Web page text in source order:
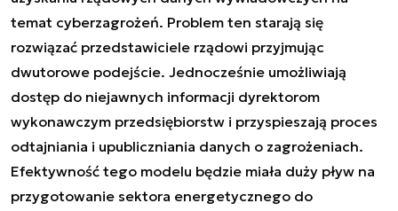
temat cyberzagrożeń. Problem ten starają się
rozwiązać przedstawiciele rządowi przyjmując
dwutorowe podejście. Jednocześnie umożliwiają
dostęp do niejawnych informacji dyrektorom
wykonawczym przedsiębiorstw i przyspieszają proces
odtajniania i upubliczniania danych o zagrożeniach.
Efektywność tego modelu będzie miała duży pływ na
przygotowanie sektora energetycznego do